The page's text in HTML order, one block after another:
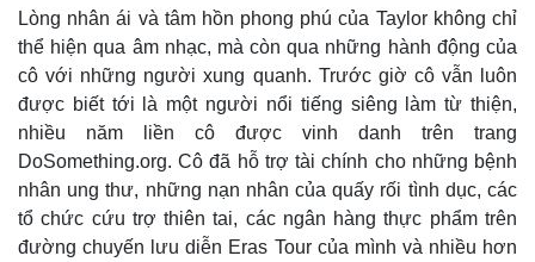
Lòng nhân ái và tâm hồn phong phú của Taylor không chỉ
thể hiện qua âm nhạc, mà còn qua những hành động của
cô với những người xung quanh. Trước giờ cô vẫn luôn
được biết tới là một người nổi tiếng siêng làm từ thiện,
nhiều năm liền cô được vinh danh trên trang
DoSomething.org. Cô đã hỗ trợ tài chính cho những bệnh
nhân ung thư, những nạn nhân của quấy rối tình dục, các
tổ chức cứu trợ thiên tai, các ngân hàng thực phẩm trên
đường chuyến lưu diễn Eras Tour của mình và nhiều hơn